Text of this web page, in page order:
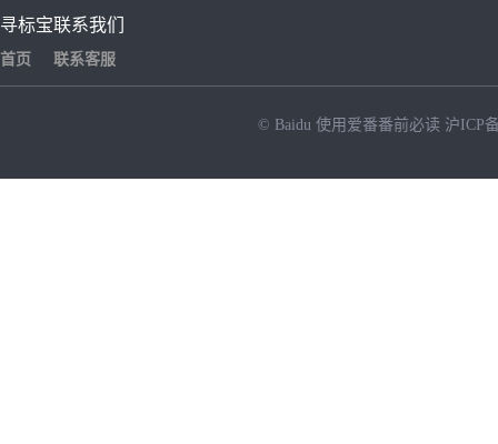
寻标宝
首页
联系我们
联系客服
© Baidu 使用爱番番前必读 沪ICP